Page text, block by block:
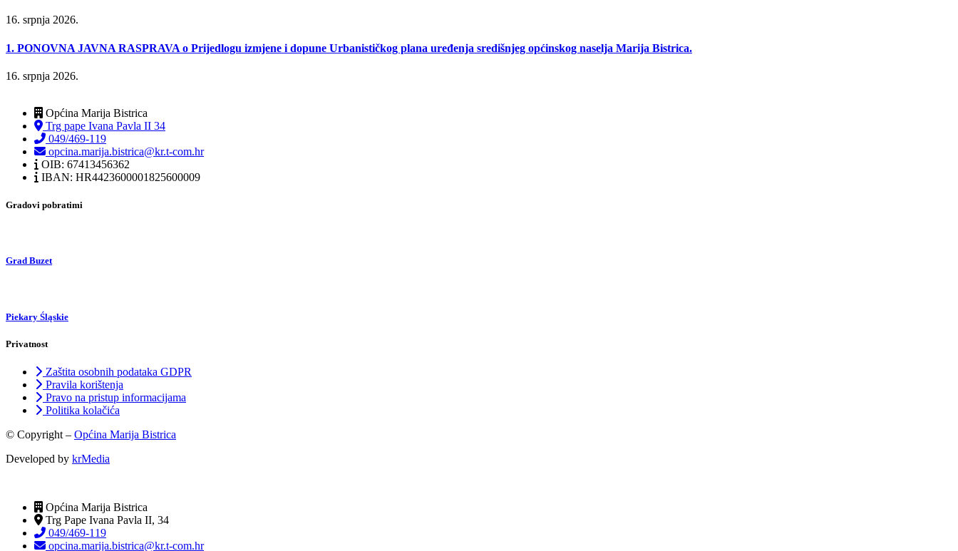
16. srpnja 2026.
1. PONOVNA JAVNA RASPRAVA o Prijedlogu izmjene i dopune Urbanističkog plana uređenja središnjeg općinskog naselja Marija Bistrica.
16. srpnja 2026.
Općina Marija Bistrica
Trg pape Ivana Pavla II 34
049/469-119
opcina.marija.bistrica@kr.t-com.hr
OIB: 67413456362
IBAN: HR4423600001825600009
Gradovi pobratimi
Grad Buzet
Piekary Śląskie
Privatnost
Zaštita osobnih podataka GDPR
Pravila korištenja
Pravo na pristup informacijama
Politika kolačića
© Copyright – Općina Marija Bistrica
Developed by krMedia
Općina Marija Bistrica
Trg Pape Ivana Pavla II, 34
049/469-119
opcina.marija.bistrica@kr.t-com.hr